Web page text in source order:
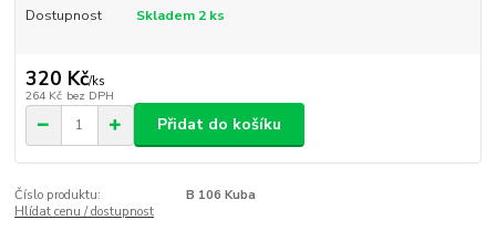
Dostupnost Skladem 2 ks
320 Kč/ks
264 Kč bez DPH
Přidat do košíku
Číslo produktu:
B 106 Kuba
Hlídat cenu / dostupnost